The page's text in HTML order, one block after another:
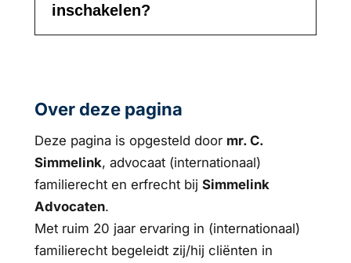
inschakelen?
Over deze pagina
Deze pagina is opgesteld door mr. C.
Simmelink, advocaat (internationaal)
familierecht en erfrecht bij Simmelink
Advocaten.
Met ruim 20 jaar ervaring in (internationaal)
familierecht begeleidt zij/hij cliënten in